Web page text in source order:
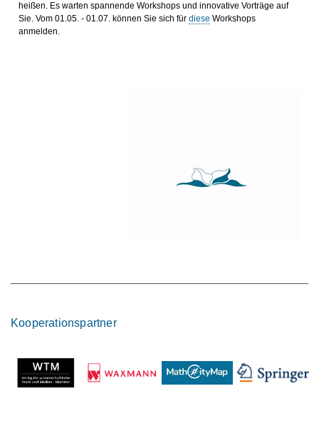
heißen. Es warten spannende Workshops und innovative Vorträge auf
Sie. Vom 01.05. - 01.07. können Sie sich für diese Workshops
anmelden.
Kooperationspartner